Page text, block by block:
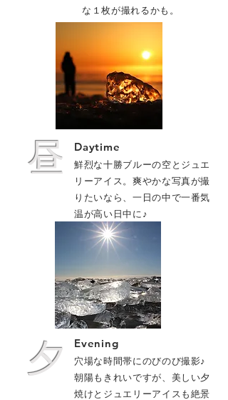
な１枚が撮れるかも。
昼 Daytime
鮮烈な十勝ブルーの空とジュエ
リーアイス。爽やかな写真が撮
りたいなら、一日の中で一番気
温が高い日中に♪
夕 Evening
穴場な時間帯にのびのび撮影♪
​朝陽もきれいですが、美しい夕
焼けとジュエリーアイスも絶景